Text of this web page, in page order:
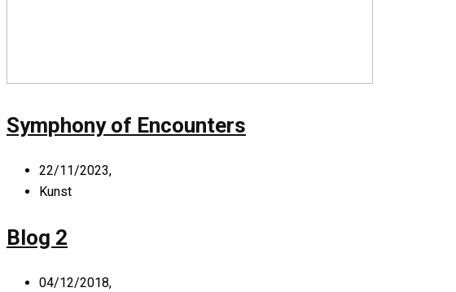
Symphony of Encounters
22/11/2023,
Kunst
Blog 2
04/12/2018,